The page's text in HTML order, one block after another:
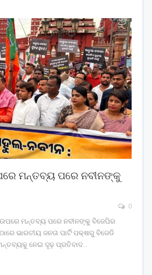
ମନ୍ତବ୍ୟ ପରେ ନବୀନଙ୍କୁ
0
ମନ୍ତବ୍ୟ ପରେ ନବୀନଙ୍କୁ ବିଜେପିର
ଭାରତୀୟ ଜନତା ପାର୍ଟି ପକ୍ଷରୁ ବିଜେଡି
ନେଇ ଦୃଢ଼ ପ୍ରତିବାଦ…